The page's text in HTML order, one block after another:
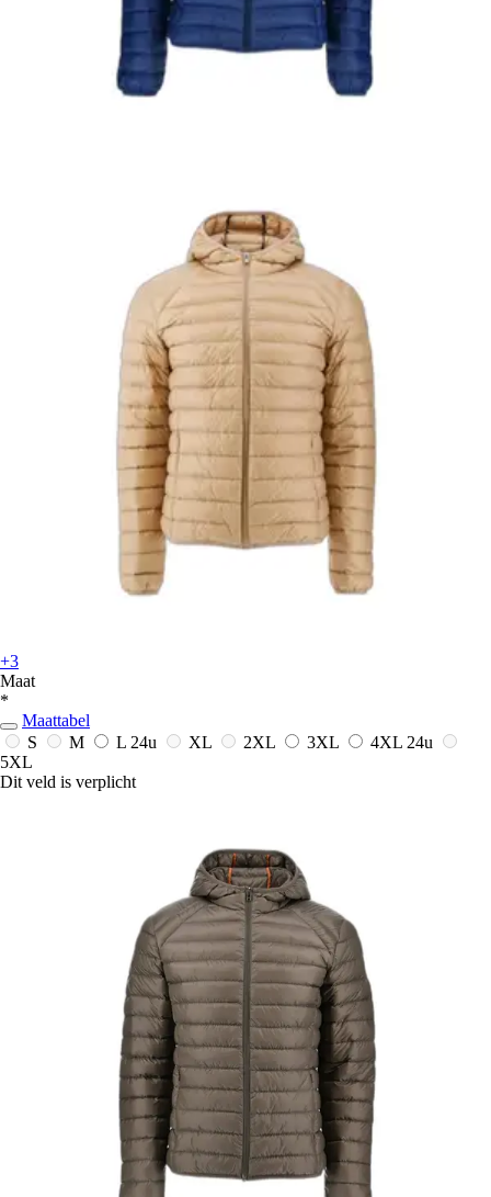
+3
Maat
*
Maattabel
S
M L 24u XL 2XL 3XL 4XL 24u
5XL
Dit veld is verplicht